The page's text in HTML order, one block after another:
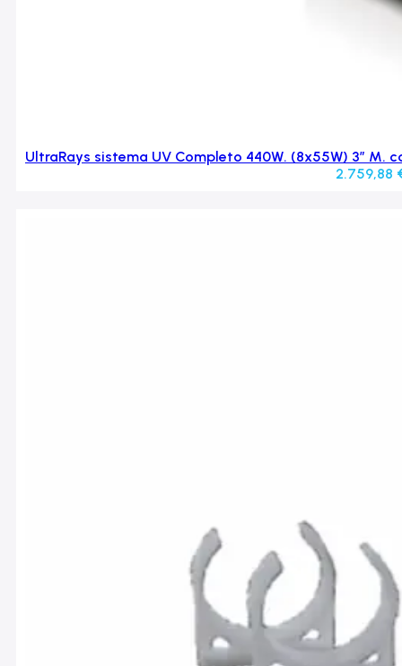
UltraRays sistema UV Completo 440W. (8x55W) 3″ M.
2.759,88